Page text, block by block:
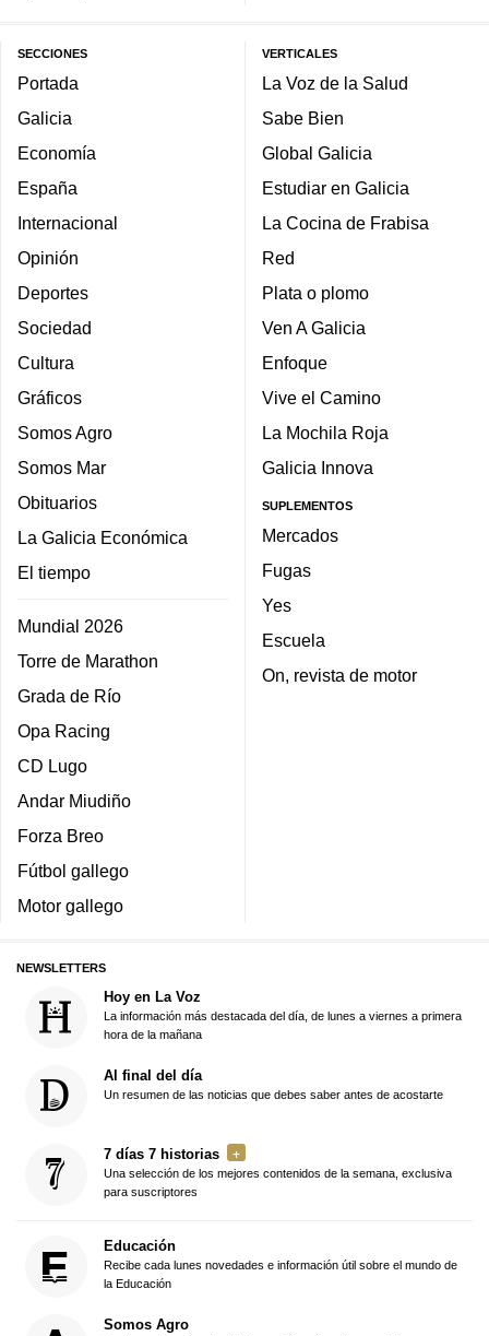
SECCIONES
Portada
Galicia
Economía
España
Internacional
Opinión
Deportes
Sociedad
Cultura
Gráficos
Somos Agro
Somos Mar
Obituarios
La Galicia Económica
El tiempo
Mundial 2026
Torre de Marathon
Grada de Río
Opa Racing
CD Lugo
Andar Miudiño
Forza Breo
Fútbol gallego
Motor gallego
VERTICALES
La Voz de la Salud
Sabe Bien
Global Galicia
Estudiar en Galicia
La Cocina de Frabisa
Red
Plata o plomo
Ven A Galicia
Enfoque
Vive el Camino
La Mochila Roja
Galicia Innova
SUPLEMENTOS
Mercados
Fugas
Yes
Escuela
On, revista de motor
NEWSLETTERS
Hoy en La Voz
La información más destacada del día, de lunes a viernes a primera
hora de la mañana
Al final del día
Un resumen de las noticias que debes saber antes de acostarte
7 días 7 historias
Una selección de los mejores contenidos de la semana, exclusiva
para suscriptores
Educación
Recibe cada lunes novedades e información útil sobre el mundo de
la Educación
Somos Agro